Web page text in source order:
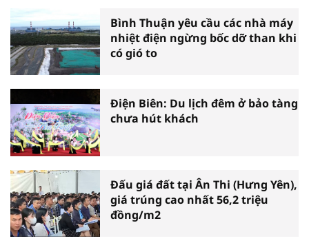
Bình Thuận yêu cầu các nhà máy
nhiệt điện ngừng bốc dỡ than khi
có gió to
Điện Biên: Du lịch đêm ở bảo tàng
chưa hút khách
Đấu giá đất tại Ân Thi (Hưng Yên),
giá trúng cao nhất 56,2 triệu
đồng/m2